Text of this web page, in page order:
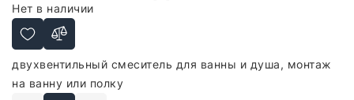
Нет в наличии
двухвентильный смеситель для ванны и душа, монтаж
на ванну или полку